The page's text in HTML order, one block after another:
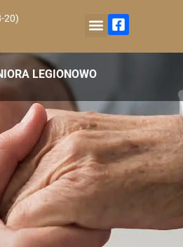
20)
LEGIONOWO